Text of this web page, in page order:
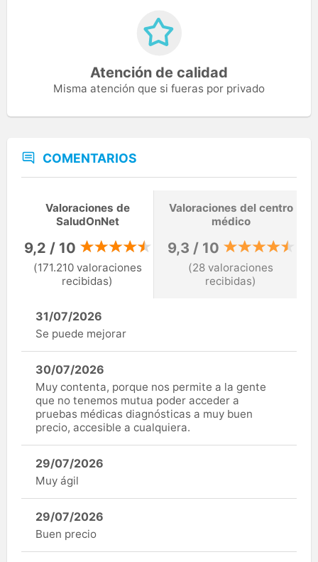
Atención de calidad
Misma atención que si fueras por privado
COMENTARIOS
Valoraciones de
SaludOnNet
9,2 / 10
(171.210 valoraciones
recibidas)
Valoraciones del centro
médico
9,3 / 10
(28 valoraciones
recibidas)
31/07/2026
Se puede mejorar
30/07/2026
Muy contenta, porque nos permite a la gente
que no tenemos mutua poder acceder a
pruebas médicas diagnósticas a muy buen
precio, accesible a cualquiera.
29/07/2026
Muy ágil
29/07/2026
Buen precio